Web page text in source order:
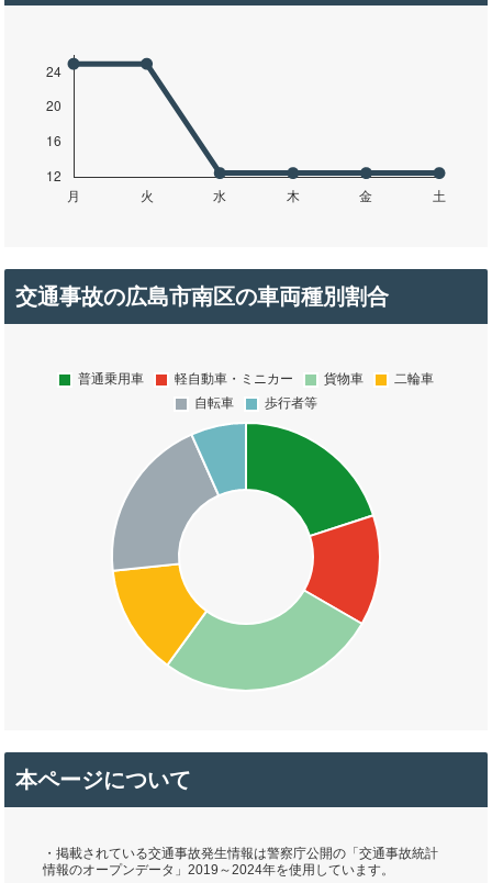
交通事故の広島市南区の車両種別割合
本ページについて
・掲載されている交通事故発生情報は警察庁公開の「交通事故統計
情報のオープンデータ」2019～2024年を使用しています。